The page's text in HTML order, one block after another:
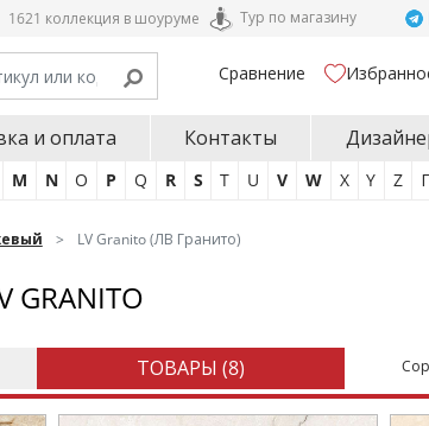
1621 коллекция в шоуруме Тур по магазину
Сравнение
и оплата Контакты
M N O P Q R S T U V W X Y Z Г
LV Granito (ЛВ Гранито)
ТОВАРЫ (8)